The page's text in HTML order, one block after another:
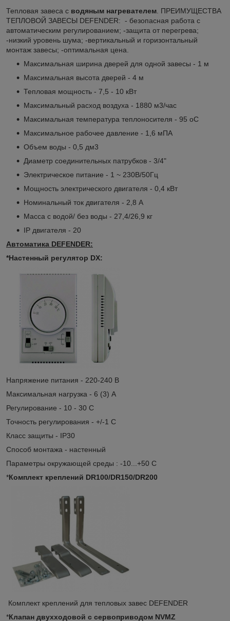
Тепловая завеса с водяным нагревателем. ПРЕИМУЩЕСТВА
ТЕПЛОВОЙ ЗАВЕСЫ DEFENDER: - безопасная работа с
автоматическим регулированием; -защита от перегрева;
-низкий уровень шума; -вертикальный и горизонтальный
монтаж завесы; -оптимальная цена.
Максимальная ширина дверей для одной завесы - 1 м
Максимальная высота дверей - 4 м
Тепловая мощность - 7,5 - 10 кВт
Максимальный расход воздуха - 1880 м3/час
Максимальная температура теплоносителя - 95 оС
Максимальное рабочее давление - 1,6 мПА
Объем воды - 0,5 дм3
Диаметр соединительных патрубков - 3/4"
Электрическое питание - 1 ~ 230В/50Гц
Мощность электрического двигателя - 0,4 кВт
Номинальный ток двигателя - 2,8 А
Масса с водой/ без воды - 27,4/26,9 кг
IP двигателя - 20
Автоматика DEFENDER:
*Настенный регулятор DX:
Напряжение питания - 220-240 В
Максимальная нагрузка - 6 (3) А
Регулирование - 10 - 30 С
Точность регулирования - +/-1 С
Класс защиты - IP30
Способ монтажа - настенный
Параметры окружающей среды : -10...+50 С
*Комплект креплений DR100/DR150/DR200
Комплект креплений для тепловых завес DEFENDER
*Клапан двухходовой с сервоприводом NVMZ